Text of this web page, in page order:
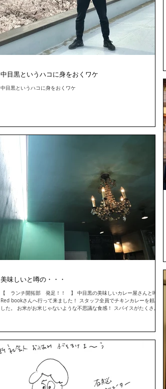
中目黒というハコに身をおくワケ
中目黒というハコに身をおくワケ
美味しいと噂の・・・
【 ランチ開拓部 発足！！ 】 中目黒の美味しいカレー屋さんと噂の
Red bookさんへ行って来ました！ スタッフ全員でチキンカレーを頼みま
した。 お米がお米じゃないような不思議な食感！ スパイスがたくさん入